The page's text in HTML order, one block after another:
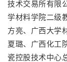
技术交易所有限
学材料学院二级
方亮、广西大学
夏璐、广西化工
瓷控股技术中心